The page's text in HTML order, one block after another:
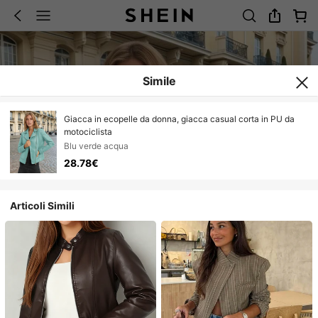
Simile
Giacca in ecopelle da donna, giacca casual corta in PU da
motociclista
Blu verde acqua
28.78€
Articoli Simili